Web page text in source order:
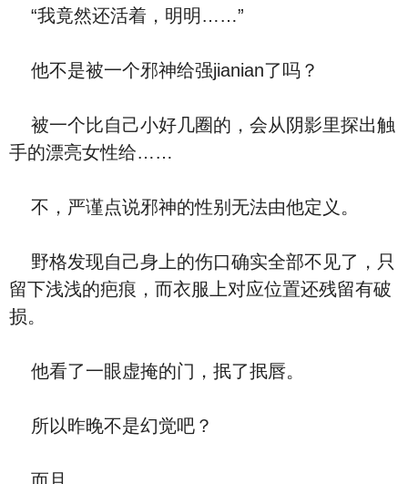
“我竟然还活着，明明……”
他不是被一个邪神给强jianian了吗？
被一个比自己小好几圈的，会从阴影里探出触
手的漂亮女性给……
不，严谨点说邪神的性别无法由他定义。
野格发现自己身上的伤口确实全部不见了，只
留下浅浅的疤痕，而衣服上对应位置还残留有破
损。
他看了一眼虚掩的门，抿了抿唇。
所以昨晚不是幻觉吧？